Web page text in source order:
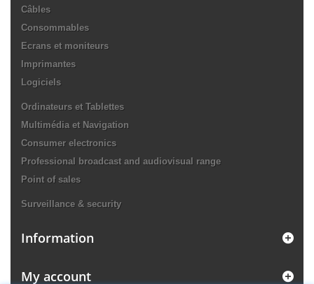
Câbles
Consommables
Ecrans et moniteurs
Imprimantes
Logiciels
Ordinateurs et Tablettes
Multimédia et Navigation
Consumer electronics
Professional broadcast and audiovisual range
Point of sales
Surveillance & security
Information
My account